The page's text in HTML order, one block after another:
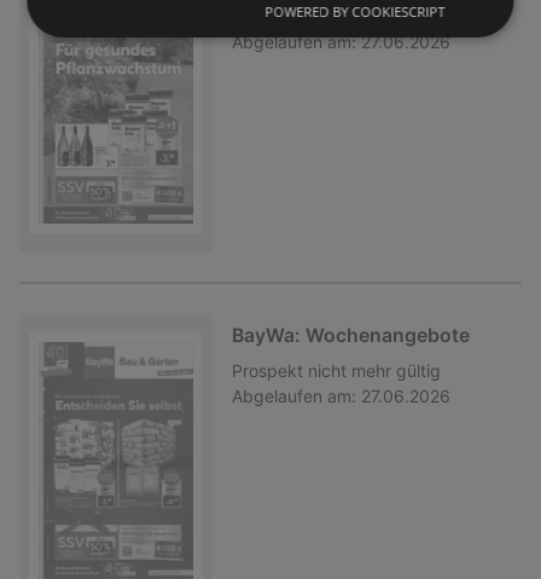
Prospekt nicht mehr gültig
Abgelaufen am: 27.06.2026
BayWa: Wochenangebote
Prospekt nicht mehr gültig
Abgelaufen am: 27.06.2026
POWERED BY COOKIESCRIPT